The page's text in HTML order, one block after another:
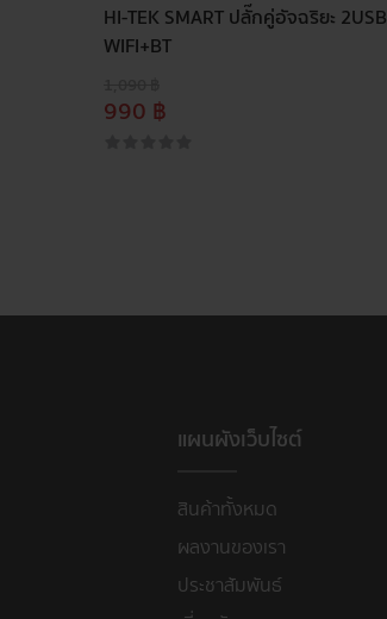
HI-TEK SMART ปลั๊กคู่อัจฉริยะ 2USB
WIFI+BT
990 ฿
แผนผังเว็บไซต์
สินค้าทั้งหมด
ผลงานของเรา
ประชาสัมพันธ์